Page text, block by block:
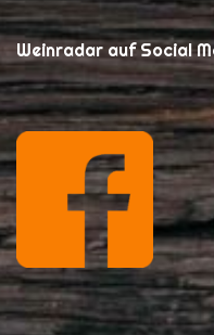
Weinradar auf Social